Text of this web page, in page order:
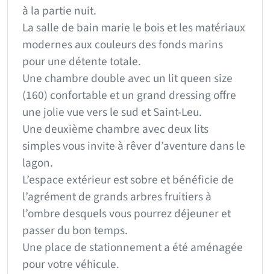
à la partie nuit.
La salle de bain marie le bois et les matériaux
modernes aux couleurs des fonds marins
pour une détente totale.
Une chambre double avec un lit queen size
(160) confortable et un grand dressing offre
une jolie vue vers le sud et Saint-Leu.
Une deuxième chambre avec deux lits
simples vous invite à rêver d’aventure dans le
lagon.
L’espace extérieur est sobre et bénéficie de
l’agrément de grands arbres fruitiers à
l’ombre desquels vous pourrez déjeuner et
passer du bon temps.
Une place de stationnement a été aménagée
pour votre véhicule.